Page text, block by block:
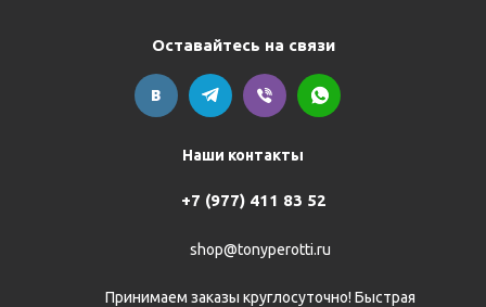
Оставайтесь на связи
Наши контакты
+7 (977) 411 83 52
shop@tonyperotti.ru
Принимаем заказы круглосуточно! Быстрая